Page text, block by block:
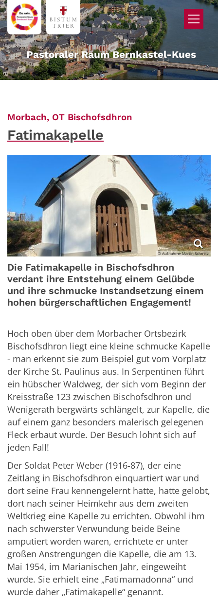
Zum Inhalt springen
Pastoraler Raum Bernkastel-Kues
Morbach, OT Bischofsdhron
Fatimakapelle
© Aufnahme Martin Schmitz
Die Fatimakapelle in Bischofsdhron
verdant ihre Entstehung einem Gelübde
und ihre schmucke Instandsetzung einem
hohen bürgerschaftlichen Engagement!
Hoch oben über dem Morbacher Ortsbezirk
Bischofsdhron liegt eine kleine schmucke Kapelle
- man erkennt sie zum Beispiel gut vom Vorplatz
der Kirche St. Paulinus aus. In Serpentinen führt
ein hübscher Waldweg, der sich vom Beginn der
Kreisstraße 123 zwischen Bischofsdhron und
Wenigerath bergwärts schlängelt, zur Kapelle, die
auf einem ganz besonders malerisch gelegenen
Fleck erbaut wurde. Der Besuch lohnt sich auf
jeden Fall!
Der Soldat Peter Weber (1916-87), der eine
Zeitlang in Bischofsdhron einquartiert war und
dort seine Frau kennengelernt hatte, hatte gelobt,
dort nach seiner Heimkehr aus dem zweiten
Weltkrieg eine Kapelle zu errichten. Obwohl ihm
nach schwerster Verwundung beide Beine
amputiert worden waren, errichtete er unter
großen Anstrengungen die Kapelle, die am 13.
Mai 1954, im Marianischen Jahr, eingeweiht
wurde. Sie erhielt eine „Fatimamadonna“ und
wurde daher „Fatimakapelle“ genannt.